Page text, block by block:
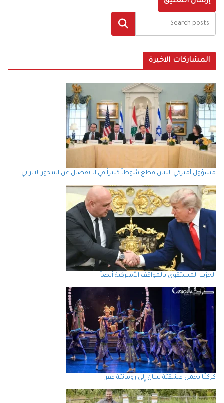
البحث
المشاركات الاخيرة
مسؤول أميركي: لبنان قطع شوطاً كبيراً في الانفصال عن المحور الايراني
الحزب المستقوي بالمواقف الأميركية أيضاً
كركلَّا يحمل فينيقيَّة لبنان إِلى رومانيَّة فقرا